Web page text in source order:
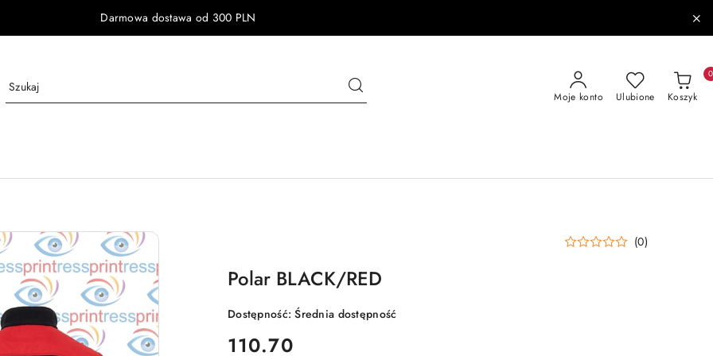
Darmowa dostawa od 300 PLN
Moje konto Ulubione Koszyk
0
(0)
Polar BLACK/RED
Dostępność:Średnia dostępność
cena:
110.70